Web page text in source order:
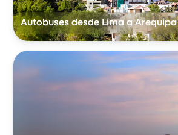
Autobuses desde Lima a Arequipa